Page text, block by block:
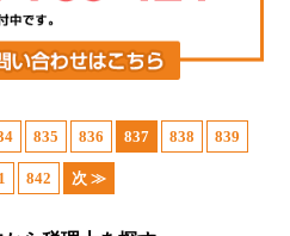
835 836 837 838 839
842 次 ≫